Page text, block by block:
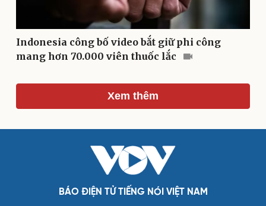
Tư vấn
Podcast
Câu chuyện thời sự
Kể chuyện cho bé
Hạt giống tâm hồn
Indonesia công bố video bắt giữ phi công
mang hơn 70.000 viên thuốc lắc
Xem thêm
BÁO ĐIỆN TỬ TIẾNG NÓI VIỆT NAM